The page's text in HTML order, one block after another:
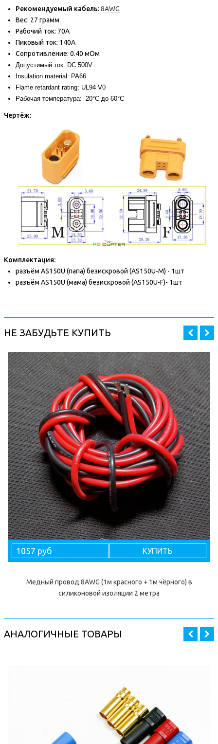
Рекомендуемый кабель:8AWG
Вес: 27 грамм
Рабочий ток: 70А
Пиковый ток: 140А
Сопротивление: 0.40 мОм
Допустимый ток: DC 500V
Insulation material: PA66
Flame retardant rating: UL94 V0
Рабочая температура: -20°C до 60°C
Чертёж:
Комплектация:
разъём AS150U (папа) безискровой (AS150U-M) - 1шт
разъём AS150U (мама) безискровой (AS150U-F)- 1шт
НЕ ЗАБУДЬТЕ КУПИТЬ
1057 руб КУПИТЬ
Медный провод 8AWG (1м красного + 1м чёрного) в
силиконовой изоляции 2 метра
АНАЛОГИЧНЫЕ ТОВАРЫ